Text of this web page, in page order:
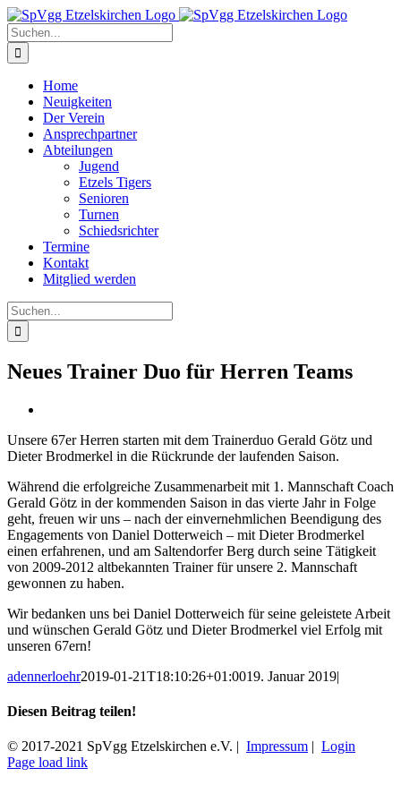
Zum
Inhalt
springen
Suche
nach:
Home
Neuigkeiten
Der Verein
Ansprechpartner
Abteilungen
Jugend
Etzels Tigers
Senioren
Turnen
Schiedsrichter
Termine
Kontakt
Mitglied werden
Suche
nach:
Neues Trainer Duo für Herren Teams
Bild
Unsere 67er Herren starten mit dem Trainerduo Gerald Götz und
Dieter Brodmerkel in die Rückrunde der laufenden Saison.
Während die erfolgreiche Zusammenarbeit mit 1. Mannschaft Coach
Gerald Götz in der kommenden Saison in das vierte Jahr in Folge
geht, freuen wir uns – nach der einvernehmlichen Beendigung des
Engagements von Daniel Dotterweich – mit Dieter Brodmerkel
einen erfahrenen, und am Saltendorfer Berg durch seine Tätigkeit
von 2009-2012 altbekannten Trainer für unsere 2. Mannschaft
gewonnen zu haben.
Wir bedanken uns bei Daniel Dotterweich für seine geleistete Arbeit
und wünschen Gerald Götz und Dieter Brodmerkel viel Erfolg mit
unseren 67ern!
adennerloehr2019-01-21T18:10:26+01:0019. Januar 2019|
Diesen Beitrag teilen!
Facebook
X
E-
Mail
© 2017-2021 SpVgg Etzelskirchen e.V. | Impressum | Login
Facebook
Instagram
Page load link